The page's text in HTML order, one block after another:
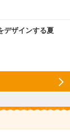
デザインする夏